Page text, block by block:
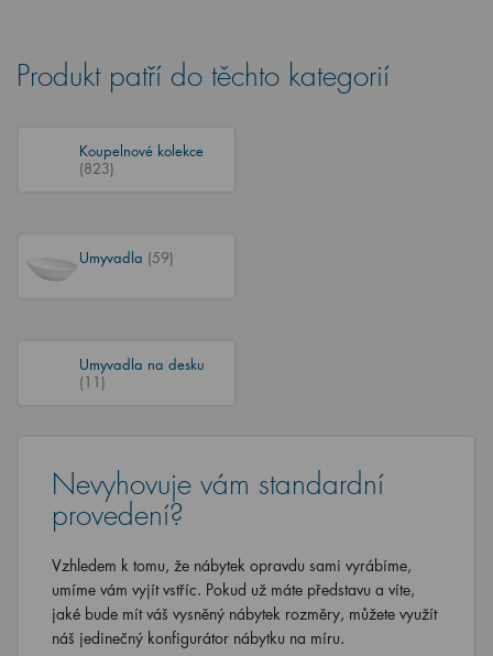
Produkt patří do těchto kategorií
Koupelnové kolekce
(823)
Umyvadla (59)
Umyvadla na desku
(11)
Nevyhovuje vám standardní
provedení?
Vzhledem k tomu, že nábytek opravdu sami vyrábíme,
umíme vám vyjít vstříc. Pokud už máte představu a víte,
jaké bude mít váš vysněný nábytek rozměry, můžete využít
náš jedinečný konfigurátor nábytku na míru.